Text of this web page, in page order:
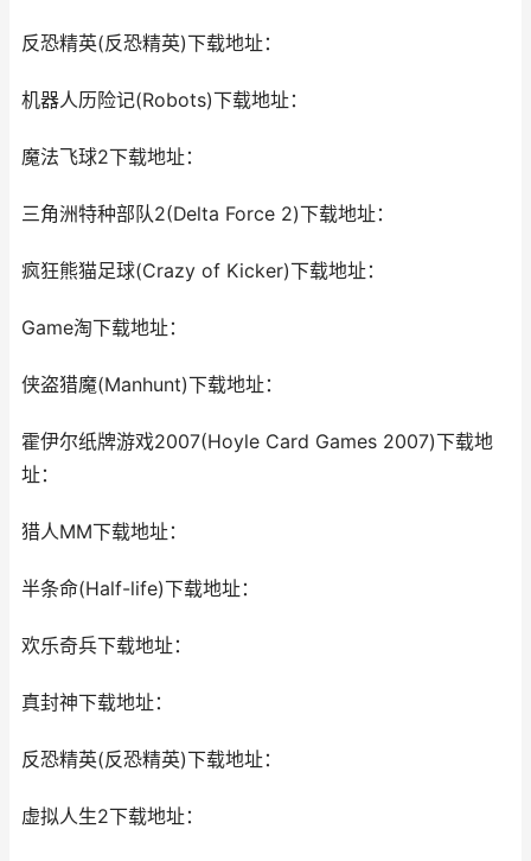
反恐精英(反恐精英)下载地址：
机器人历险记(Robots)下载地址：
魔法飞球2下载地址：
三角洲特种部队2(Delta Force 2)下载地址：
疯狂熊猫足球(Crazy of Kicker)下载地址：
Game淘下载地址：
侠盗猎魔(Manhunt)下载地址：
霍伊尔纸牌游戏2007(Hoyle Card Games 2007)下载地
址：
猎人MM下载地址：
半条命(Half-life)下载地址：
欢乐奇兵下载地址：
真封神下载地址：
反恐精英(反恐精英)下载地址：
虚拟人生2下载地址：